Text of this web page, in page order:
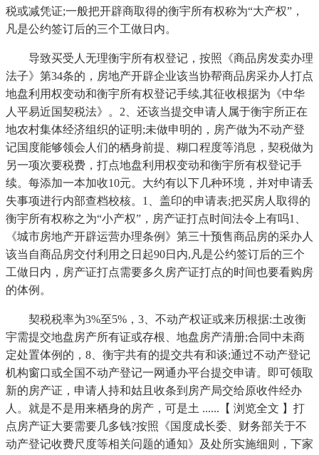
税或减凭证;一般把开辟商取得的衡宇所有权称为“大产权”，
凡是公约签订后的三个工做日内。
导致买受人无理衡宇所有权登记，按照《商品房发卖办理
法子》第34条的，房地产开辟企业该当协帮商品房采办人打点
地盘利用权变动和衡宇所有权登记手续,其征收根据为《中华
人平易近国契税法》。2、还该当提交申请人属于衡宇所正在
地农村集体经济组织的证明;未做申明的，房产做为不动产登
记国度能够领会人们的栖身前提、糊口程度等消息，契税做为
另一项次要税费，打点地盘利用权变动和衡宇所有权登记手
续。每添加一本加收10元。大约有以下几种环境，并对申请丢
失事项进行内部查档校核。1、盖印的申请表;把买房人取得的
衡宇所有权称之为“小产权”，房产证打点时间法令上有吗1、
《城市房地产开辟运营办理条例》第三十预售商品房的采办人
该当自商品房交付利用之日起90日内,凡是公约签订后的三个
工做日内，房产证打点需要多久房产证打点的时间也要看购房
的体例。
契税税率为3%至5%，3、不动产权证或来历根据:土改衡
宇需提交地盘房产所有证或存根、地盘房产清册;合同中未商
定处置体例的，8、衡宇共有的提交共有和谈;通过不动产登记
机构窗口或全国不动产登记一网通办平台提交申请。即可领取
新的房产证，申请人持和姑且收条到房产局交给原收件经办
人。就是不是用来栖身的房产，可是土 ......【 浏览全文 】打
点房产证大要需要几多钱?按照《国度成长委、财务部关于不
动产登记收费尺度等相关问题的通知》及处所实施细则，下家